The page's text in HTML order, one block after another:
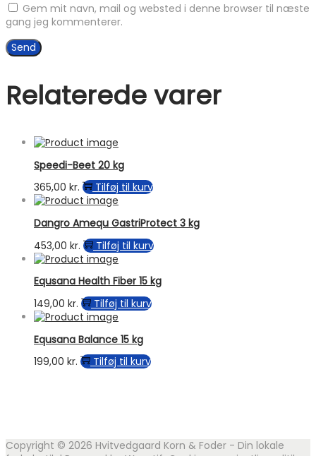
Gem mit navn, mail og websted i denne browser til næste
gang jeg kommenterer.
Relaterede varer
Speedi-Beet 20 kg
365,00 kr. Tilføj til kurv
Dangro Amequ GastriProtect 3 kg
453,00 kr. Tilføj til kurv
Equsana Health Fiber 15 kg
149,00 kr. Tilføj til kurv
Equsana Balance 15 kg
199,00 kr. Tilføj til kurv
Copyright © 2026 Hvitvedgaard Korn & Foder - Din lokale